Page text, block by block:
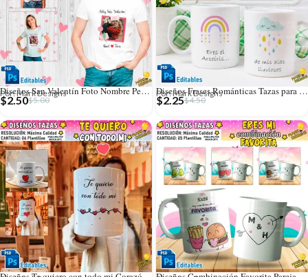
Diseños San Valentín Foto Nombre Personalizado Camisetas
Por: Mark Designs
$5.00
$2.50
Diseños Frases Románticas Tazas para San Valentín
Por: Mark Designs
$4.50
$2.25